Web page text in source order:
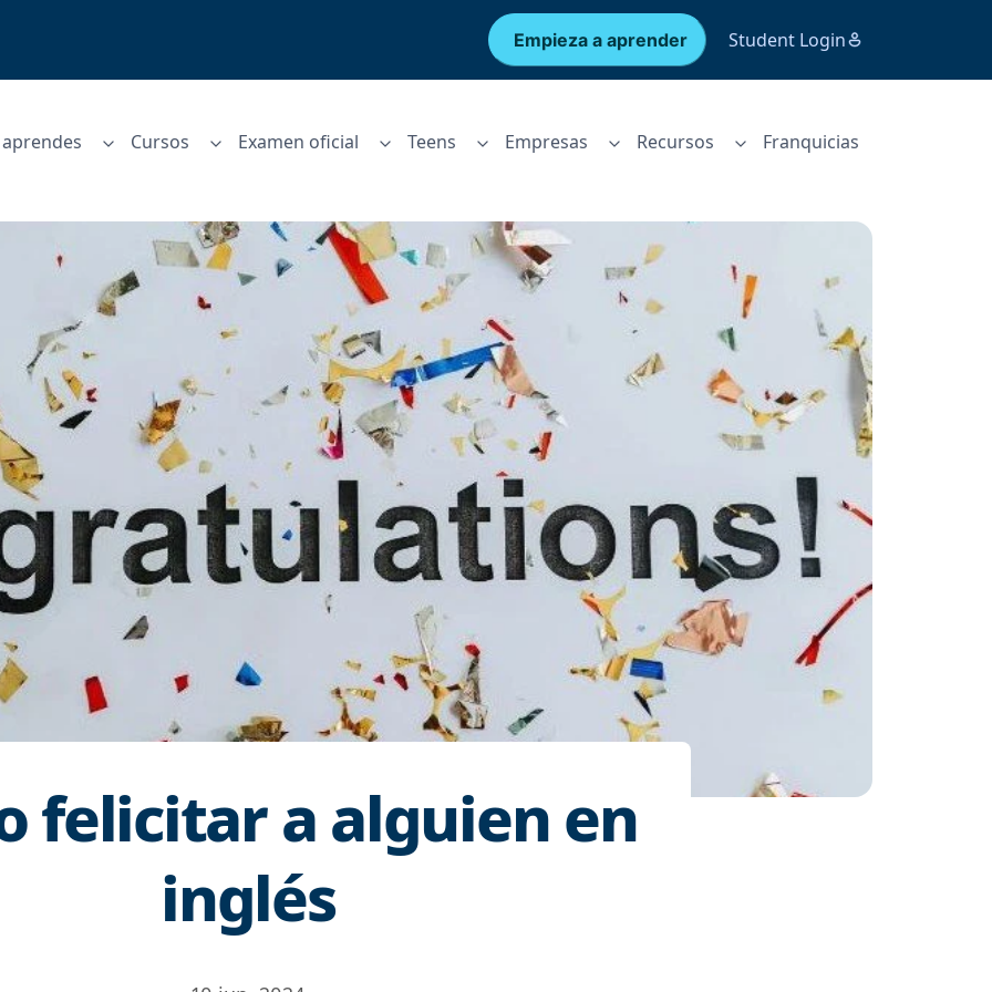
Empieza a aprender Student Login
Cursos Examen oficial Teens Empresas Recursos Franquicias
felicitar a alguien en
inglés